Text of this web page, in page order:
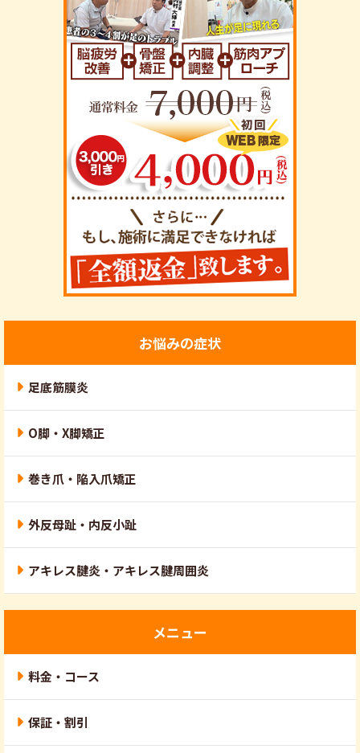
お悩みの症状
足底筋膜炎
O脚・X脚矯正
巻き爪・陥入爪矯正
外反母趾・内反小趾
アキレス腱炎・アキレス腱周囲炎
メニュー
料金・コース
保証・割引